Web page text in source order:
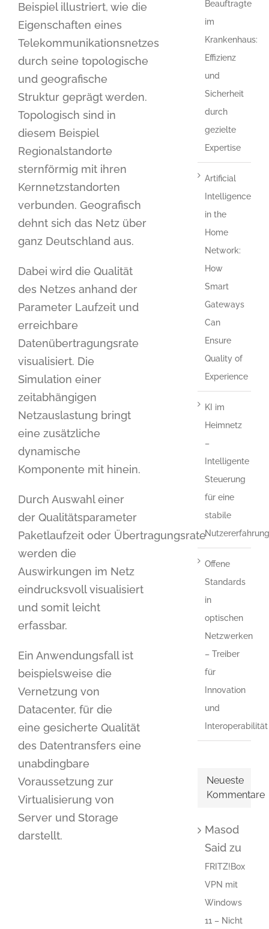
Beispiel illustriert, wie die
Eigenschaften eines
Telekommunikationsnetzes
durch seine topologische
und geografische
Struktur geprägt werden.
Topologisch sind in
diesem Beispiel
Regionalstandorte
sternförmig mit ihren
Kernnetzstandorten
verbunden. Geografisch
dehnt sich das Netz über
ganz Deutschland aus.
Dabei wird die Qualität
des Netzes anhand der
Parameter Laufzeit und
erreichbare
Datenübertragungsrate
visualisiert. Die
Simulation einer
zeitabhängigen
Netzauslastung bringt
eine zusätzliche
dynamische
Komponente mit hinein.
Durch Auswahl einer
der Qualitätsparameter
Paketlaufzeit oder Übertragungsrate
werden die
Auswirkungen im Netz
eindrucksvoll visualisiert
und somit leicht
erfassbar.
Ein Anwendungsfall ist
beispielsweise die
Vernetzung von
Datacenter, für die
eine gesicherte Qualität
des Datentransfers eine
unabdingbare
Voraussetzung zur
Virtualisierung von
Server und Storage
darstellt.
Beauftragte
im
Krankenhaus:
Effizienz
und
Sicherheit
durch
gezielte
Expertise
Artificial
Intelligence
in the
Home
Network:
How
Smart
Gateways
Can
Ensure
Quality of
Experience
KI im
Heimnetz
–
Intelligente
Steuerung
für eine
stabile
Nutzererfahrung
Offene
Standards
in
optischen
Netzwerken
– Treiber
für
Innovation
und
Interoperabilität
Neueste
Kommentare
Masod
Saidzu
FRITZ!Box
VPN mit
Windows
11 – Nicht